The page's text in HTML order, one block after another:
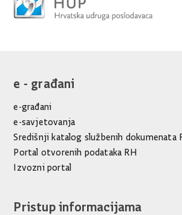
e - građani
e-građani
e-savjetovanja
Središnji katalog službenih dokumenata
Portal otvorenih podataka RH
Izvozni portal
Pristup informacijama